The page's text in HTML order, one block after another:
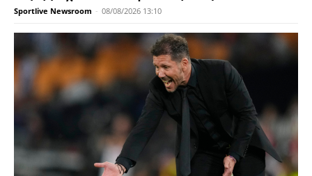
Sportlive Newsroom - 08/08/2026 13:10